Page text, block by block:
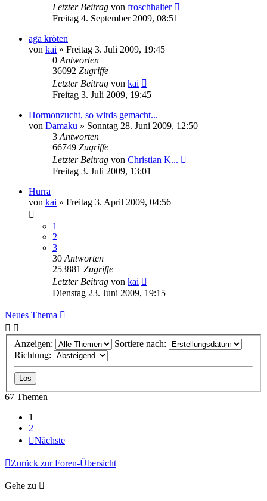
Letzter Beitrag von froschhalter
Freitag 4. September 2009, 08:51
aga kröten
von kai » Freitag 3. Juli 2009, 19:45
0 Antworten
36092 Zugriffe
Letzter Beitrag von kai
Freitag 3. Juli 2009, 19:45
Hormonzucht, so wirds gemacht...
von Damaku » Sonntag 28. Juni 2009, 12:50
3 Antworten
66749 Zugriffe
Letzter Beitrag von Christian K...
Freitag 3. Juli 2009, 13:01
Hurra
von kai » Freitag 3. April 2009, 04:56
1
2
3
30 Antworten
253881 Zugriffe
Letzter Beitrag von kai
Dienstag 23. Juni 2009, 19:15
Neues Thema
Anzeigen:
Sortiere nach:
Richtung:
67 Themen
1
2
Nächste
Zurück zur Foren-Übersicht
Gehe zu